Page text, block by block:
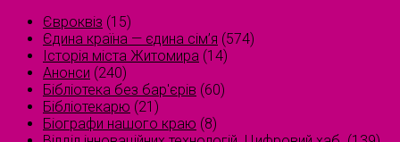
Євроквіз (15)
Єдина країна — єдина сім’я (574)
Історія міста Житомира (14)
Анонси (240)
Бібліотека без бар'єрів (60)
Бібліотекарю (21)
Біографи нашого краю (8)